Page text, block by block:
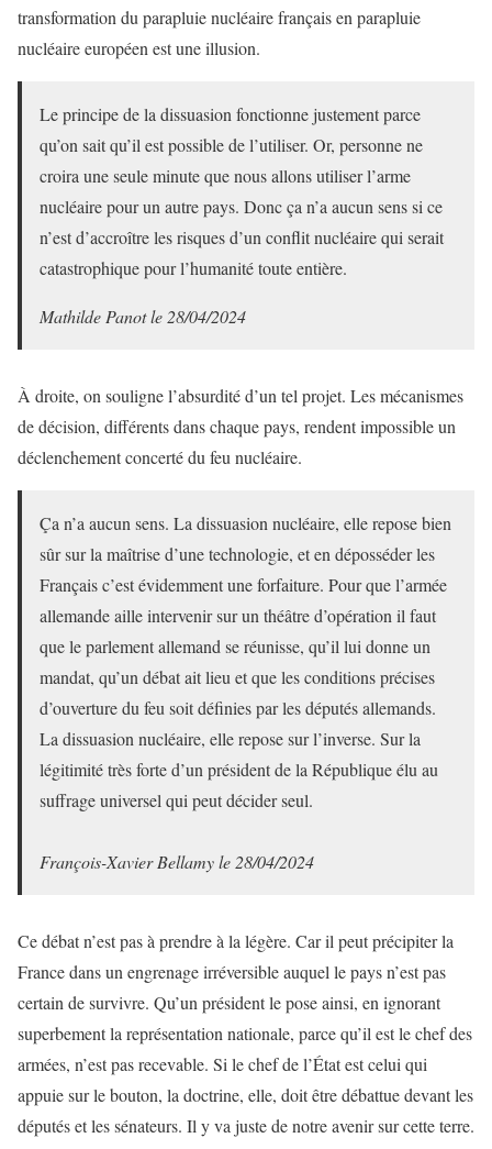
transformation du parapluie nucléaire français en parapluie
nucléaire européen est une illusion.
Le principe de la dissuasion fonctionne justement parce
qu’on sait qu’il est possible de l’utiliser. Or, personne ne
croira une seule minute que nous allons utiliser l’arme
nucléaire pour un autre pays. Donc ça n’a aucun sens si ce
n’est d’accroître les risques d’un conflit nucléaire qui serait
catastrophique pour l’humanité toute entière.
Mathilde Panot le 28/04/2024
À droite, on souligne l’absurdité d’un tel projet. Les mécanismes
de décision, différents dans chaque pays, rendent impossible un
déclenchement concerté du feu nucléaire.
Ça n’a aucun sens. La dissuasion nucléaire, elle repose bien
sûr sur la maîtrise d’une technologie, et en déposséder les
Français c’est évidemment une forfaiture. Pour que l’armée
allemande aille intervenir sur un théâtre d’opération il faut
que le parlement allemand se réunisse, qu’il lui donne un
mandat, qu’un débat ait lieu et que les conditions précises
d’ouverture du feu soit définies par les députés allemands.
La dissuasion nucléaire, elle repose sur l’inverse. Sur la
légitimité très forte d’un président de la République élu au
suffrage universel qui peut décider seul.
François-Xavier Bellamy le 28/04/2024
Ce débat n’est pas à prendre à la légère. Car il peut précipiter la
France dans un engrenage irréversible auquel le pays n’est pas
certain de survivre. Qu’un président le pose ainsi, en ignorant
superbement la représentation nationale, parce qu’il est le chef des
armées, n’est pas recevable. Si le chef de l’État est celui qui
appuie sur le bouton, la doctrine, elle, doit être débattue devant les
députés et les sénateurs. Il y va juste de notre avenir sur cette terre.